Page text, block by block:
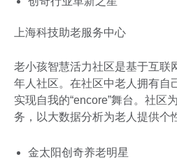
上海科技助老服务中心
老小孩智慧活力社区是基于互联
年人社区。在社区中老人拥有自
实现自我的“encore”舞台。社区
务，以大数据分析为老人提供个
金太阳创奇养老明星